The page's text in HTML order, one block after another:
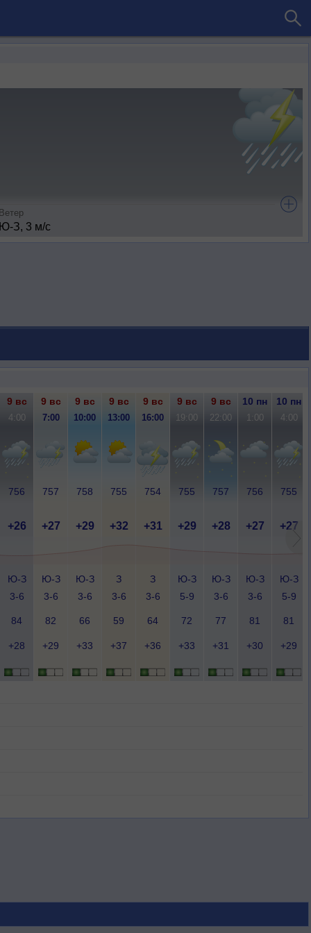
З, 3 м/с
9 вс 9 вс 9 вс 9 вс 9 вс 9 вс 9 вс 10 пн 10 пн
4:00 7:00 10:00 13:00 16:00 19:00 22:00 1:00 4:00
756 757 758 755 754 755 757 756 755
+26 +27 +29 +32 +31 +29 +28 +27 +27
Ю-З
3-6
Ю-З
3-6
Ю-З
3-6
З
3-6
З
3-6
Ю-З
5-9
Ю-З
3-6
Ю-З
3-6
Ю-З
5-9
84 82 66 59 64 72 77 81 81
+28 +29 +33 +37 +36 +33 +31 +30 +29